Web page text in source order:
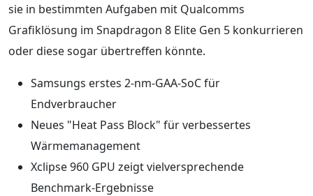
sie in bestimmten Aufgaben mit Qualcomms
Grafiklösung im Snapdragon 8 Elite Gen 5 konkurrieren
oder diese sogar übertreffen könnte.
Samsungs erstes 2-nm-GAA‑SoC für
Endverbraucher
Neues "Heat Pass Block" für verbessertes
Wärmemanagement
Xclipse 960 GPU zeigt vielversprechende
Benchmark-Ergebnisse